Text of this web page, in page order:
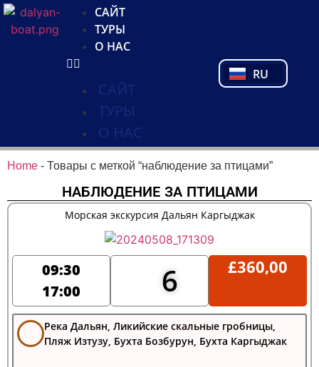
САЙТ
ТУРЫ
О НАС
САЙТ
ТУРЫ
О НАС
RU
PT
TR
Home - Товары с меткой “наблюдение за птицами”
НАБЛЮДЕНИЕ ЗА ПТИЦАМИ
Морская экскурсия Дальян Каргыджак
09:30
17:00
6 £360,00
Река Дальян, Ликийские скальные гробницы,
Пляж Изтузу, Бухта Бозбурун, Бухта Каргыджак